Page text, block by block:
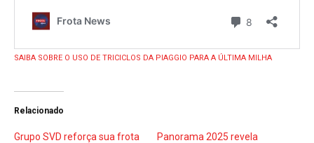
SAIBA SOBRE O USO DE TRICICLOS DA PIAGGIO PARA A ÚLTIMA MILHA
Relacionado
Grupo SVD reforça sua frota
Panorama 2025 revela